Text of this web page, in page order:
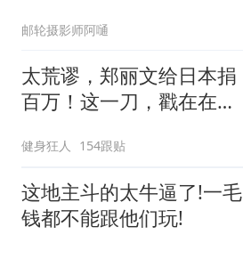
邮轮摄影师阿嗵
太荒谬，郑丽文给日本捐
百万！这一刀，戳在在了
健身狂人 154跟贴
这地主斗的太牛逼了!一毛
钱都不能跟他们玩!